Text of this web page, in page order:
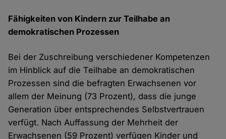
Fähigkeiten von Kindern zur Teilhabe an
demokratischen Prozessen
Bei der Zuschreibung verschiedener Kompetenzen
im Hinblick auf die Teilhabe an demokratischen
Prozessen sind die befragten Erwachsenen vor
allem der Meinung (73 Prozent), dass die junge
Generation über entsprechendes Selbstvertrauen
verfügt. Nach Auffassung der Mehrheit der
Erwachsenen (59 Prozent) verfügen Kinder und